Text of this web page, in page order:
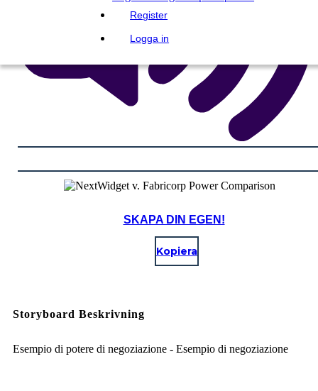
Register
Logga in
SKAPA DIN EGEN!
Kopiera
Storyboard Beskrivning
Esempio di potere di negoziazione - Esempio di negoziazione